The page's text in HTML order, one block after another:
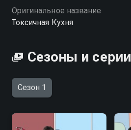
Оригинальное название
Токсичная Кухня
Сезоны и серии
Сезон 1